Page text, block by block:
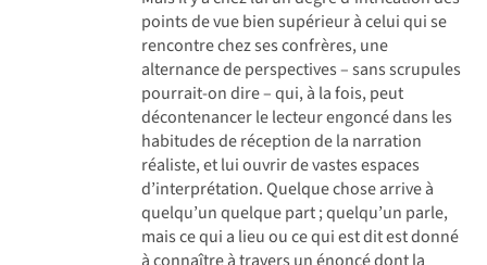
points de vue bien supérieur à celui qui se
rencontre chez ses confrères, une
alternance de perspectives – sans scrupules
pourrait-on dire – qui, à la fois, peut
décontenancer le lecteur engoncé dans les
habitudes de réception de la narration
réaliste, et lui ouvrir de vastes espaces
d’interprétation. Quelque chose arrive à
quelqu’un quelque part ; quelqu’un parle,
mais ce qui a lieu ou ce qui est dit est donné